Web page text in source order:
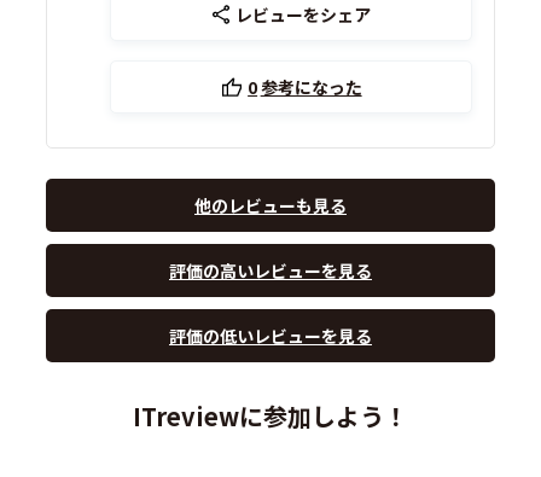
レビューをシェア
0参考になった
他のレビューも見る
評価の高いレビューを見る
評価の低いレビューを見る
ITreviewに参加しよう！